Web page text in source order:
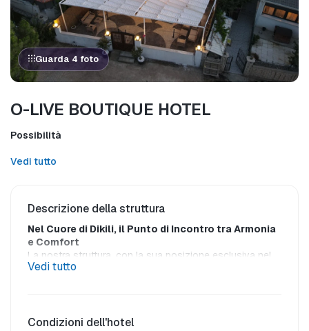
Guarda 4 foto
O-LIVE BOUTIQUE HOTEL
Possibilità
Vedi tutto
Descrizione della struttura
Nel Cuore di Dikili, il Punto di Incontro tra Armonia
e Comfort
La nostra struttura, con la sua posizione esclusiva nel
centro di Dikili, vi offre l'energia della città e la serenità
soglia.
Vedi tutto
Condizioni dell'hotel